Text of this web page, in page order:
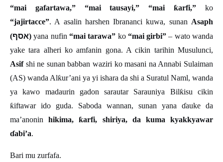
“mai gafartawa,” “mai tausayi,” “mai ƙarfi,” ko
“jajirtacce”. A asalin harshen Ibrananci kuwa, sunan Asaph
(אסף) yana nufin “mai tarawa” ko “mai girbi” – wato wanda
yake tara alheri ko amfanin gona. A cikin tarihin Musulunci,
Asifshi ne sunan babban waziri ko masani na Annabi Sulaiman
(AS) wanda Alƙur’ani ya yi ishara da shi a Suratul Naml, wanda
ya kawo madaurin gadon sarautar Sarauniya Bilƙisu cikin
ƙiftawar ido guda. Saboda wannan, sunan yana ɗauke da
ma’anonin hikima, ƙarfi, shiriya, da kuma kyakkyawar
ɗabi’a.
Bari mu zurfafa.